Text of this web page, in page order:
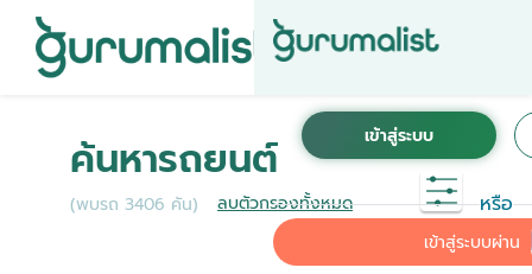
หรือ
เข้าสู่ระบบผ่าน
ค้นหารถยนต์
(พบรถ 3406 คัน) ลบตัวกรองทั้งหมด
เพื่อการใช้งานที่สะดวกที่สุด ระบบจะทำการเชื่อม
ต่อบัญชีการใช้งาน KINTO ของคุณเข้ากับ
Gurumalist